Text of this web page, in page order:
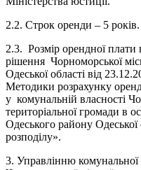
2.2. Строк оренди – 5 років.
2.3. Розмір орендної плати
рішення Чорноморської
Одеської області від
Методики розрахунку
у комунальній власності
територіальної громади в
Одеського району Одеської
розподілу».
3. Управлінню комунальної